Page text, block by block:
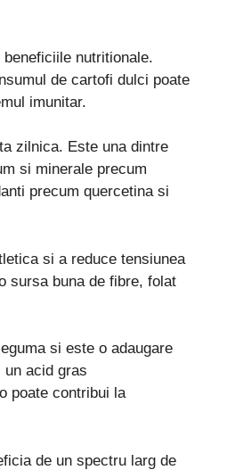
nutritionale.
de cartofi dulci poate
imunitar.
zilnica. Este una dintre
si minerale precum
precum quercetina si
si a reduce tensiunea
sursa buna de fibre, folat
si este o adaugare
acid gras
poate contribui la
de un spectru larg de